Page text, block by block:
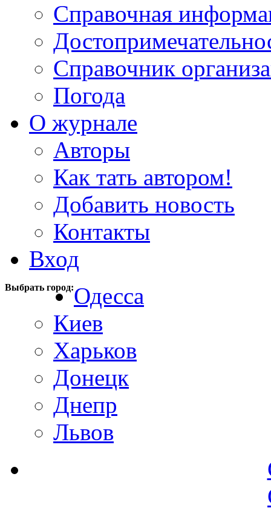
Справочная
Справочник
Погода
О журнале
Авторы
Как тать автором!
Добавить новость
Контакты
Вход
Выбрать город:Одесса
Киев
Харьков
Донецк
Днепр
Львов